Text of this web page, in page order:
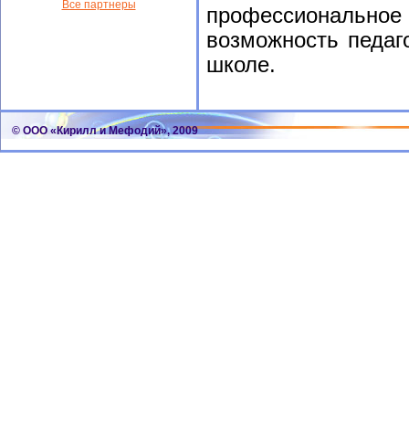
Все партнеры
возможность
школе.
© ООО «Кирилл и Мефодий», 2009